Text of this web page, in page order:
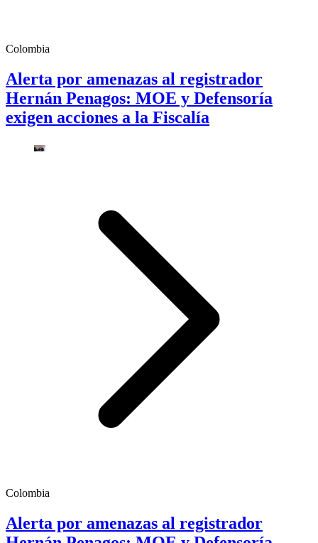
Colombia
Alerta por amenazas al registrador
Hernán Penagos: MOE y Defensoría
exigen acciones a la Fiscalía
Colombia
Alerta por amenazas al registrador